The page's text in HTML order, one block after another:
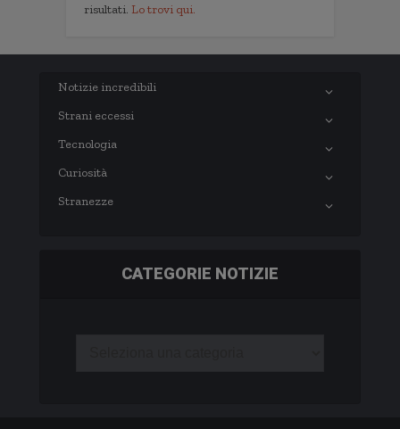
risultati. Lo trovi qui.
Notizie incredibili
Strani eccessi
Tecnologia
Curiosità
Stranezze
CATEGORIE NOTIZIE